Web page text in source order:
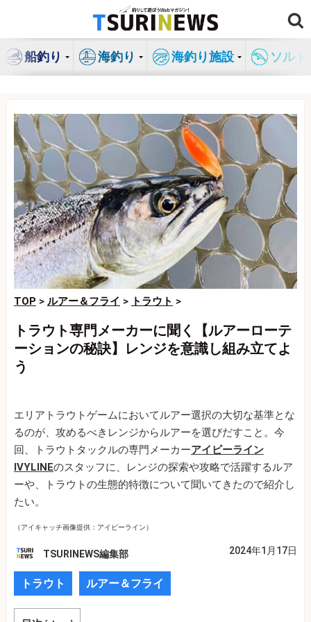
ン
船釣り 海釣り 海釣り施設 ソル
TOP > ルアー＆フライ > トラウト >
トラウト専門メーカーに聞く【ルアーローテ
ーションの秘訣】レンジを意識し組み立てよ
う
エリアトラウトゲームにおいてルアー選択の大切な基準とな
るのが、攻めるべきレンジからルアーを選びだすこと。今
回、トラウトタックルの専門メーカーアイビーライン
IVYLINEのスタッフに、レンジの探索や攻略で活躍するルア
ーや、トラウトの生態的特徴について聞いてきたので紹介し
たい。
（アイキャッチ画像提供：アイビーライン）
TSURINEWS編集部 2024年1月17日
トラウト ルアー＆フライ